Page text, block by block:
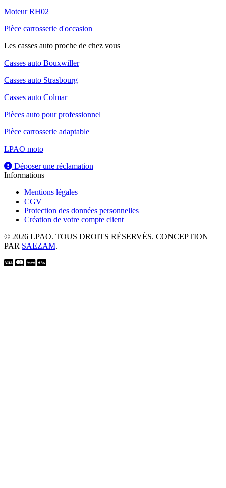
Moteur RH02
Pièce carrosserie d'occasion
Les casses auto proche de chez vous
Casses auto Bouxwiller
Casses auto Strasbourg
Casses auto Colmar
Pièces auto pour professionnel
Pièce carrosserie adaptable
LPAO moto
Déposer une réclamation
Informations
Mentions légales
CGV
Protection des données personnelles
Création de votre compte client
© 2026 LPAO. TOUS DROITS RÉSERVÉS. CONCEPTION
PAR SAEZAM.